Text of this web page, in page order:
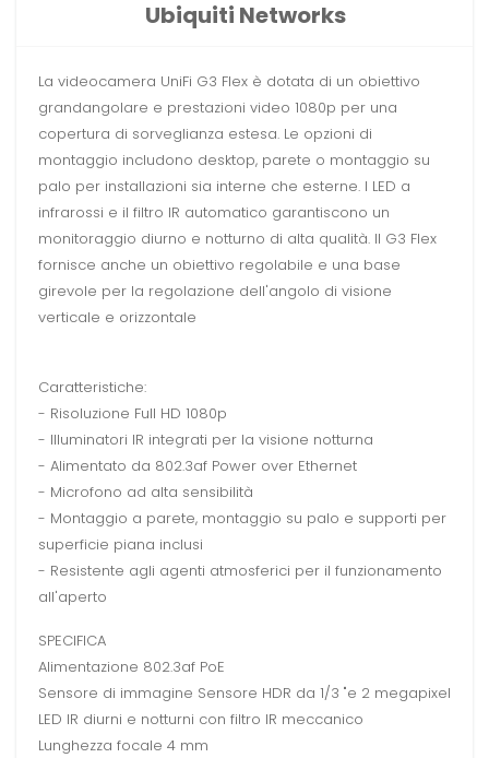
Ubiquiti Networks
La videocamera UniFi G3 Flex è dotata di un obiettivo
grandangolare e prestazioni video 1080p per una
copertura di sorveglianza estesa. Le opzioni di
montaggio includono desktop, parete o montaggio su
palo per installazioni sia interne che esterne. I LED a
infrarossi e il filtro IR automatico garantiscono un
monitoraggio diurno e notturno di alta qualità. Il G3 Flex
fornisce anche un obiettivo regolabile e una base
girevole per la regolazione dell'angolo di visione
verticale e orizzontale
Caratteristiche:
- Risoluzione Full HD 1080p
- Illuminatori IR integrati per la visione notturna
- Alimentato da 802.3af Power over Ethernet
- Microfono ad alta sensibilità
- Montaggio a parete, montaggio su palo e supporti per
superficie piana inclusi
- Resistente agli agenti atmosferici per il funzionamento
all'aperto
SPECIFICA
Alimentazione 802.3af PoE
Sensore di immagine Sensore HDR da 1/3 "e 2 megapixel
LED IR diurni e notturni con filtro IR meccanico
Lunghezza focale 4 mm